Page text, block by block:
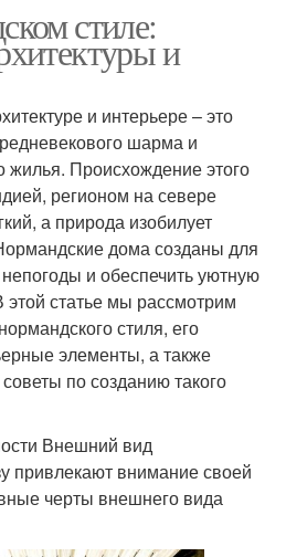
стиле:
и
и интерьере – это
шарма и
жилья. Происхождение этого
регионом на севере
а природа изобилует
дома созданы для
и обеспечить уютную
этой статье мы рассмотрим
стиля, его
элементы, а также
по созданию такого
Внешний вид
привлекают внимание своей
черты внешнего вида